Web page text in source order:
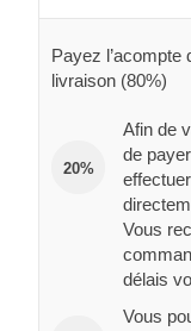
Payez
livraison (80%)
20%
Afin de
de
Vous
délais
Vous